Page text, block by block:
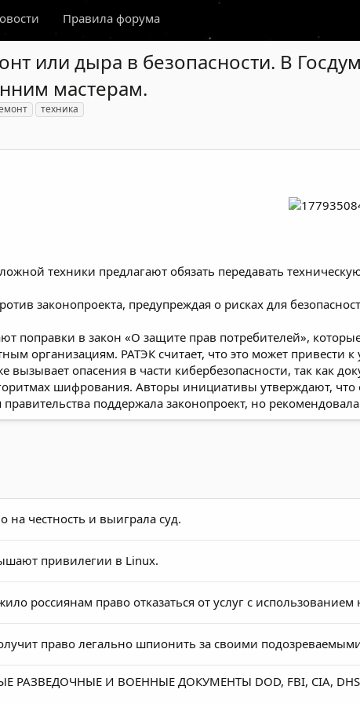
Правила форума
или дыра в безопасности. В
мастерам.
техника
техники предлагают обязать передавать
законопроекта, предупреждая о рисках для
поправки в закон «О защите прав потребителей»,
организациям. РАТЭК считает, что это может привести
вызывает опасения в части кибербезопасности, так
шифрования. Авторы инициативы утверждают, что
поддержала законопроект, но
на честность и выиграла суд.
привилегии в Linux.
россиянам право отказаться от услуг с использованием
право легально шпионить за своими
И ВОЕННЫЕ ДОКУМЕНТЫ DOD, FBI, CIA, DHS,